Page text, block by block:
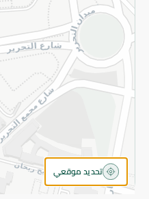
تحديد موقعي
©2026 - Spinneys | جميع الحقوق محفوظة